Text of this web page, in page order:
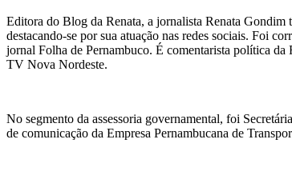
Editora do Blog da Renata, a jornalista Renata Gondim
destacando-se por sua atuação nas redes sociais. Foi
jornal Folha de Pernambuco. É comentarista política
TV Nova Nordeste.
No segmento da assessoria governamental, foi
de comunicação da Empresa Pernambucana de